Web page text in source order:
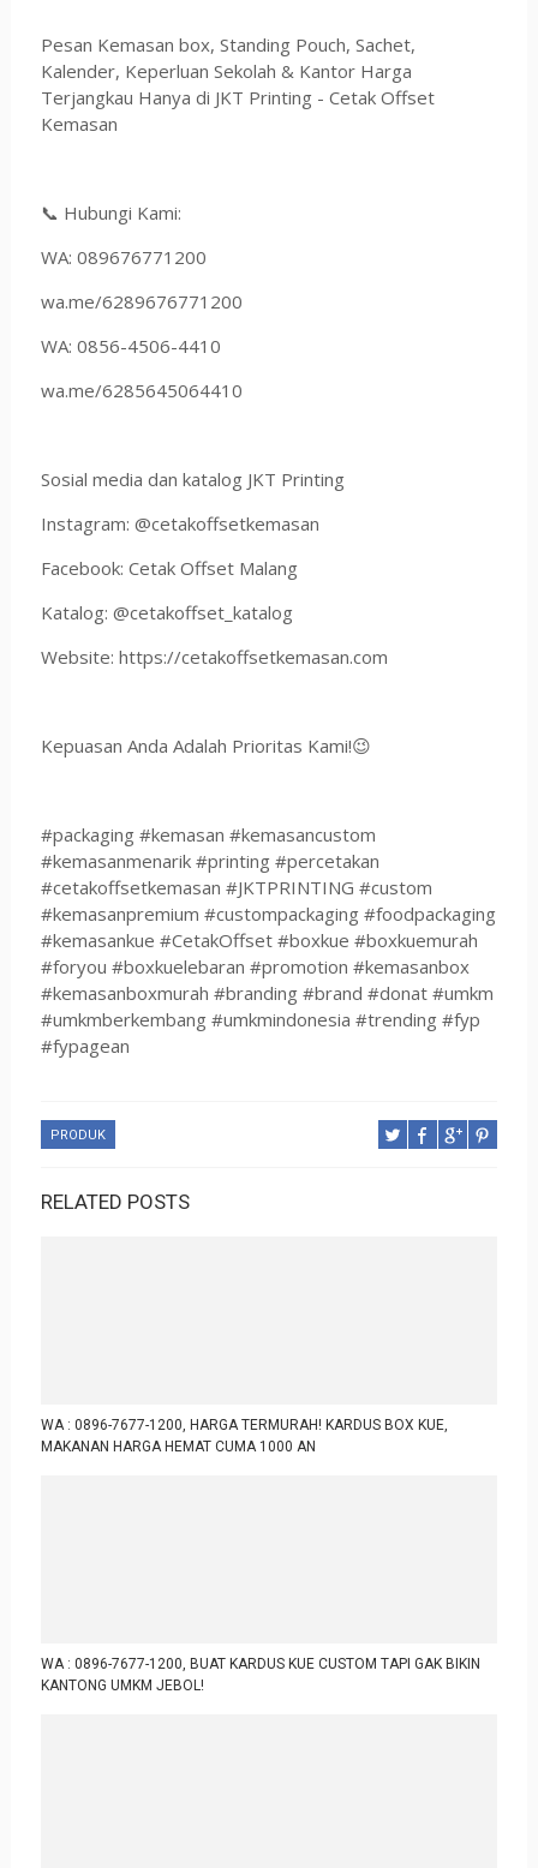
Pesan Kemasan box, Standing Pouch, Sachet,
Kalender, Keperluan Sekolah & Kantor Harga
Terjangkau Hanya di JKT Printing - Cetak Offset
Kemasan
📞 Hubungi Kami:
WA: 089676771200
wa.me/6289676771200
WA: 0856-4506-4410
wa.me/6285645064410
Sosial media dan katalog JKT Printing
Instagram: @cetakoffsetkemasan
Facebook: Cetak Offset Malang
Katalog: @cetakoffset_katalog
Website: https://cetakoffsetkemasan.com
Kepuasan Anda Adalah Prioritas Kami!😉
#packaging #kemasan #kemasancustom
#kemasanmenarik #printing #percetakan
#cetakoffsetkemasan #JKTPRINTING #custom
#kemasanpremium #custompackaging #foodpackaging
#kemasankue #CetakOffset #boxkue #boxkuemurah
#foryou #boxkuelebaran #promotion #kemasanbox
#kemasanboxmurah #branding #brand #donat #umkm
#umkmberkembang #umkmindonesia #trending #fyp
#fypagean
PRODUK
RELATED POSTS
WA : 0896-7677-1200, HARGA TERMURAH! KARDUS BOX KUE,
MAKANAN HARGA HEMAT CUMA 1000 AN
WA : 0896-7677-1200, BUAT KARDUS KUE CUSTOM TAPI GAK BIKIN
KANTONG UMKM JEBOL!